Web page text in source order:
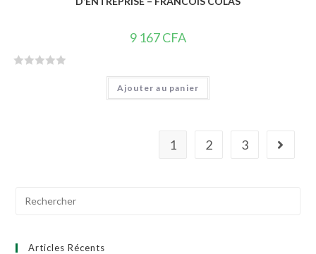
9 167CFA
Ajouter au panier
1 2 3
Search
Articles Récents